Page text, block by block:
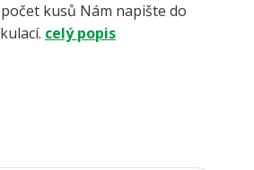
kusů Nám napište do
celý popis